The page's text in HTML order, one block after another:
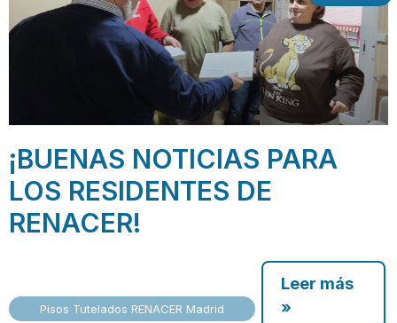
¡BUENAS NOTICIAS PARA
LOS RESIDENTES DE
RENACER!
Pisos Tutelados RENACER Madrid
Leer más
»